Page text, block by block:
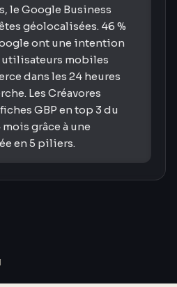
le Google Business
géolocalisées. 46 %
ont une intention
utilisateurs mobiles
dans les 24 heures
Les Créavores
GBP en top 3 du
grâce à une
en 5 piliers.